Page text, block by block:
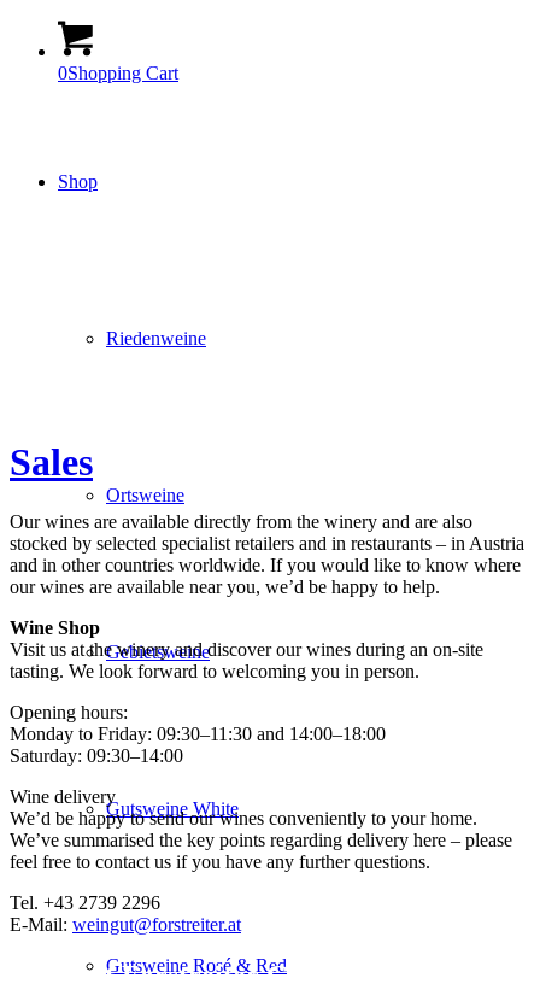
0Shopping Cart
Shop
Riedenweine
Ortsweine
Gebietsweine
Gutsweine White
Gutsweine Rosé & Red
Sales
Our wines are available directly from the winery and are also
stocked by selected specialist retailers and in restaurants – in Austria
and in other countries worldwide. If you would like to know where
our wines are available near you, we’d be happy to help.
Wine Shop
Visit us at the winery and discover our wines during an on-site
tasting. We look forward to welcoming you in person.
Opening hours:
Monday to Friday: 09:30–11:30 and 14:00–18:00
Saturday: 09:30–14:00
Wine delivery
We’d be happy to send our wines conveniently to your home.
We’ve summarised the key points regarding delivery here – please
feel free to contact us if you have any further questions.
Tel. +43 2739 2296
E-Mail: weingut@forstreiter.at
Weingut Forstreiter GmbH